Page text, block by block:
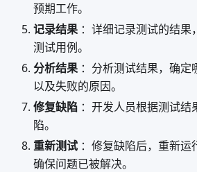
预期工作。
记录结果 ：详细记录测试的结果
测试用例。
分析结果 ：分析测试结果，确定
以及失败的原因。
修复缺陷 ：开发人员根据测试结
陷。
重新测试 ：修复缺陷后，重新运
确保问题已被解决。